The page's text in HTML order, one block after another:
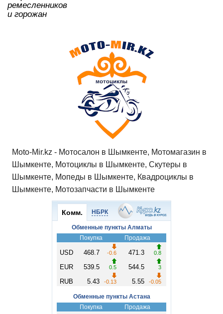
ремесленников
и горожан
Moto-Mir.kz - Мотосалон в Шымкенте, Мотомагазин в
Шымкенте, Мотоциклы в Шымкенте, Скутеры в
Шымкенте, Мопеды в Шымкенте, Квадроциклы в
Шымкенте, Мотозапчасти в Шымкенте